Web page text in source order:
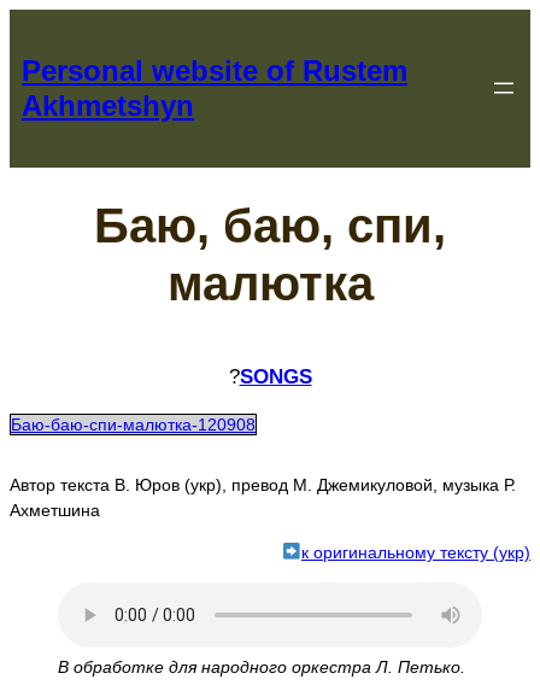
содержимому
Personal website of Rustem
Akhmetshyn
Баю, баю, спи,
малютка
?SONGS
Баю-баю-спи-малютка-120908
Автор текста В. Юров (укр), превод М. Джемикуловой, музыка Р.
Ахметшина
к оригинальному тексту (укр)
В обработке для народного оркестра Л. Петько.